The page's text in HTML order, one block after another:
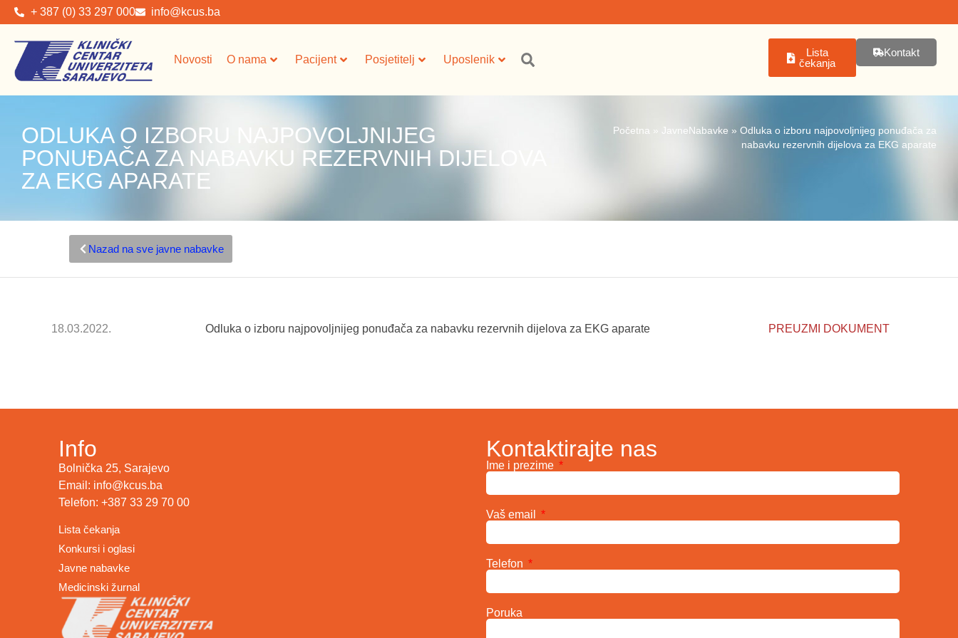
+ 387 (0) 33 297 000 info@kcus.ba
Novosti O nama Pacijent Posjetitelj Uposlenik
Lista
čekanja
Kontakt
ODLUKA O IZBORU NAJPOVOLJNIJEG
PONUĐAČA ZA NABAVKU REZERVNIH DIJELOVA
ZA EKG APARATE
Početna » JavneNabavke » Odluka o izboru najpovoljnijeg ponuđača za
nabavku rezervnih dijelova za EKG aparate
Nazad na sve javne nabavke
18.03.2022. Odluka o izboru najpovoljnijeg ponuđača za nabavku rezervnih dijelova za EKG aparate PREUZMI DOKUMENT
Info
Bolnička 25, Sarajevo
Email: info@kcus.ba
Telefon: +387 33 29 70 00
Lista čekanja
Konkursi i oglasi
Javne nabavke
Medicinski žurnal
Kontaktirajte nas
Ime i prezime
Vaš email
Telefon
Poruka